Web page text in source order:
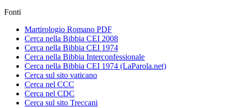
Fonti
Martirologio Romano PDF
Cerca nella Bibbia CEI 2008
Cerca nella Bibbia CEI 1974
Cerca nella Bibbia Interconfessionale
Cerca nella Bibbia CEI 1974 (LaParola.net)
Cerca sul sito vaticano
Cerca nel CCC
Cerca nel CDC
Cerca sul sito Treccani